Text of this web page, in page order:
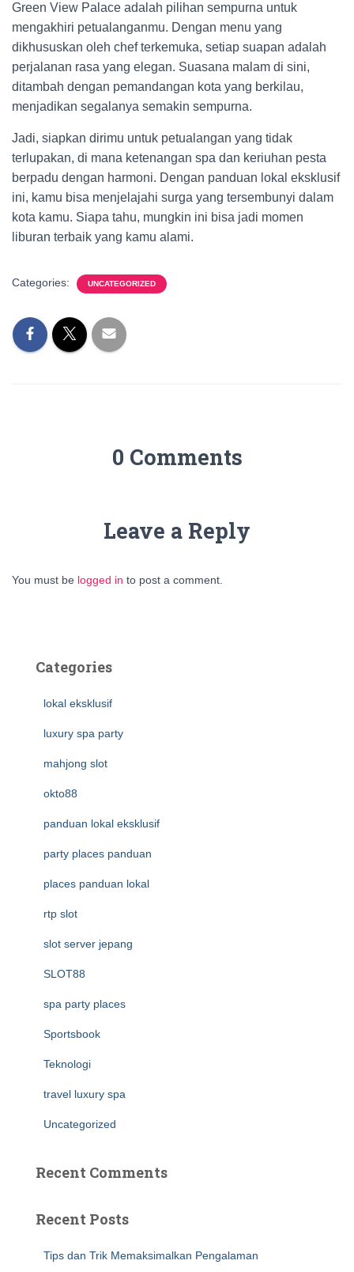
Green View Palace adalah pilihan sempurna untuk
mengakhiri petualanganmu. Dengan menu yang
dikhususkan oleh chef terkemuka, setiap suapan adalah
perjalanan rasa yang elegan. Suasana malam di sini,
ditambah dengan pemandangan kota yang berkilau,
menjadikan segalanya semakin sempurna.
Jadi, siapkan dirimu untuk petualangan yang tidak
terlupakan, di mana ketenangan spa dan keriuhan pesta
berpadu dengan harmoni. Dengan panduan lokal eksklusif
ini, kamu bisa menjelajahi surga yang tersembunyi dalam
kota kamu. Siapa tahu, mungkin ini bisa jadi momen
liburan terbaik yang kamu alami.
Categories: UNCATEGORIZED
0 Comments
Leave a Reply
You must be logged in to post a comment.
Categories
lokal eksklusif
luxury spa party
mahjong slot
okto88
panduan lokal eksklusif
party places panduan
places panduan lokal
rtp slot
slot server jepang
SLOT88
spa party places
Sportsbook
Teknologi
travel luxury spa
Uncategorized
Recent Comments
Recent Posts
Tips dan Trik Memaksimalkan Pengalaman